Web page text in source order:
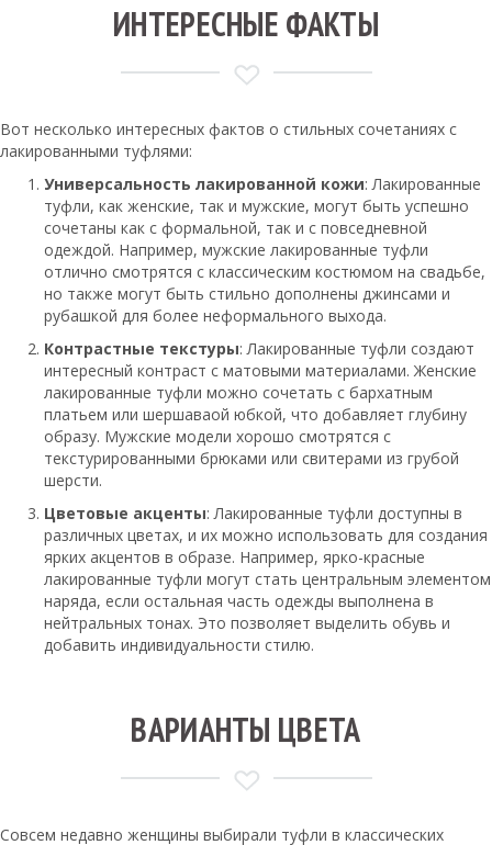
ИНТЕРЕСНЫЕ ФАКТЫ
Вот несколько интересных фактов о стильных сочетаниях с
лакированными туфлями:
Универсальность лакированной кожи: Лакированные
туфли, как женские, так и мужские, могут быть успешно
сочетаны как с формальной, так и с повседневной
одеждой. Например, мужские лакированные туфли
отлично смотрятся с классическим костюмом на свадьбе,
но также могут быть стильно дополнены джинсами и
рубашкой для более неформального выхода.
Контрастные текстуры: Лакированные туфли создают
интересный контраст с матовыми материалами. Женские
лакированные туфли можно сочетать с бархатным
платьем или шершаваой юбкой, что добавляет глубину
образу. Мужские модели хорошо смотрятся с
текстурированными брюками или свитерами из грубой
шерсти.
Цветовые акценты: Лакированные туфли доступны в
различных цветах, и их можно использовать для создания
ярких акцентов в образе. Например, ярко-красные
лакированные туфли могут стать центральным элементом
наряда, если остальная часть одежды выполнена в
нейтральных тонах. Это позволяет выделить обувь и
добавить индивидуальности стилю.
ВАРИАНТЫ ЦВЕТА
Совсем недавно женщины выбирали туфли в классических